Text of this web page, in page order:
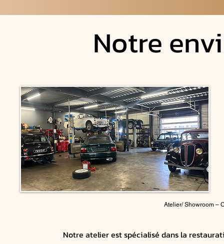
Notre
Atelier/ Showroom –
Notre atelier est spécialisé dans la